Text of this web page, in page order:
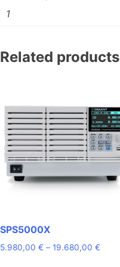
1
Related products
SPS5000X
5.980,00 € – 19.680,00 €